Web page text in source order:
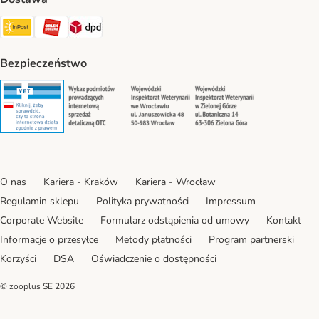
Paczkomat® Shipping Method
ORLEN Paczka Shipping Method
DPD Shipping Method
Bezpieczeństwo
Security Security Security
O nas Kariera - Kraków
Kariera - Wrocław
Regulamin sklepu
Polityka prywatności
Impressum
Corporate Website
Formularz odstąpienia od umowy
Kontakt
Informacje o przesyłce
Metody płatności
Program partnerski
Korzyści
DSA Oświadczenie o dostępności
© zooplus SE 2026